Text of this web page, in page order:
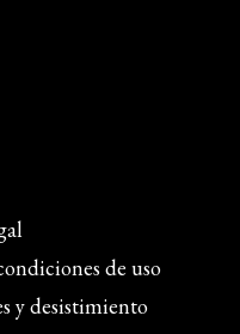
de uso
y desistimiento